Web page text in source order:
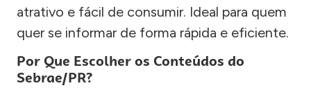
atrativo e fácil de consumir. Ideal para quem
quer se informar de forma rápida e eficiente.
Por Que Escolher os Conteúdos do
Sebrae/PR?